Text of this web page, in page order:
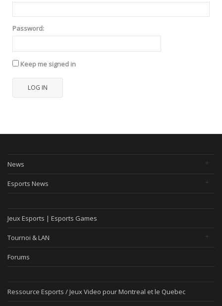
Password:
Keep me signed in
LOG IN
News
Esports News
Jeux Esports | Esports Games
Tournoi & LAN
Forums
Ressource Esports / Jeux Video pour Montreal et le Quebec